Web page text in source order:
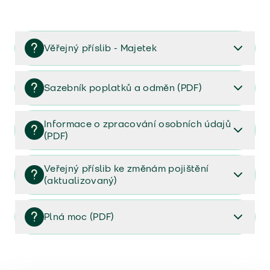
Věřejný příslib - Majetek
Věřejný příslib majetek 2023
Sazebník poplatků a odměn (PDF)
Sazebník poplatků a odměn (PDF)
Informace o zpracování osobních údajů
(PDF)
Informace o zpracování osobních údajů (PDF)
Veřejný příslib ke změnám pojištění
(aktualizovaný)
Veřejný příslib ke změnám pojištění (aktualizovaný)
Plná moc (PDF)